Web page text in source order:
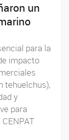
un
para la
impacto
tehuelchus),
y
para